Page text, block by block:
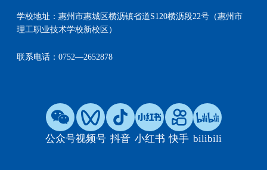
学校地址：惠州市惠城区横沥镇省道S120横沥段22号（惠州市
理工职业技术学校新校区）
联系电话：0752—2652878
公众号视频号 抖音 小红书 快手 bilibili